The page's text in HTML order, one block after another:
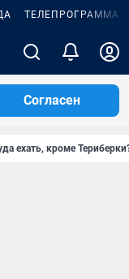
ТЕЛЕПРОГРАММА
Согласен
ехать, кроме